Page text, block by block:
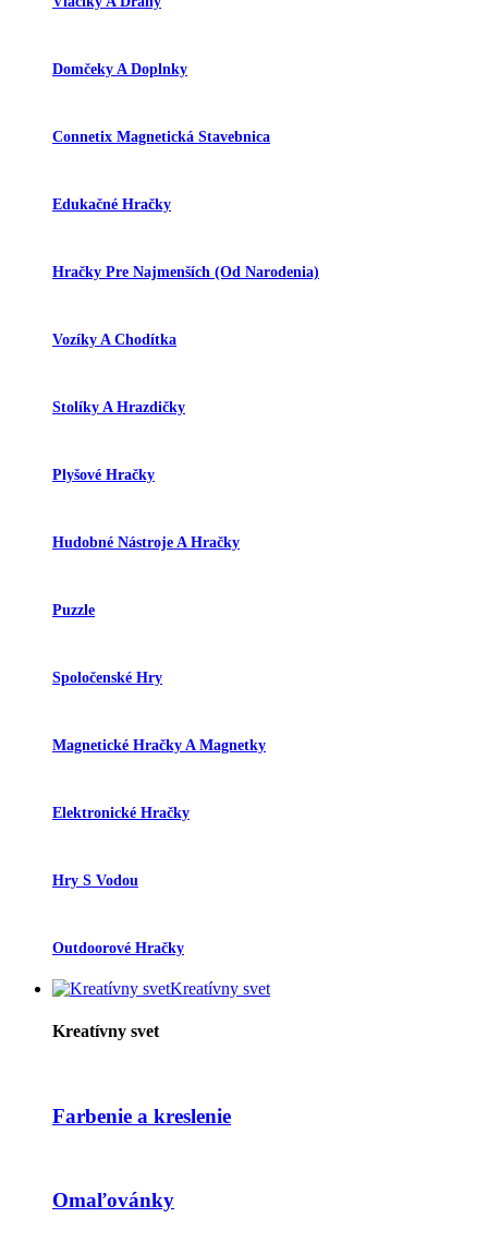
Domčeky A Doplnky
Connetix Magnetická Stavebnica
Edukačné Hračky
Hračky Pre Najmenších (od Narodenia)
Vozíky A Chodítka
Stolíky A Hrazdičky
Plyšové Hračky
Hudobné Nástroje A Hračky
Puzzle
Spoločenské Hry
Magnetické Hračky A Magnetky
Elektronické Hračky
Hry S Vodou
Outdoorové Hračky
Kreatívny svet
Kreatívny svet
Farbenie a kreslenie
Omaľovánky